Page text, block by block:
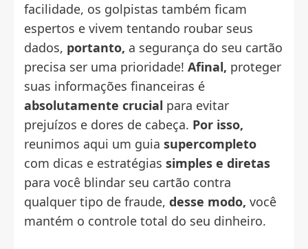
facilidade, os golpistas também ficam
espertos e vivem tentando roubar seus
dados, portanto, a segurança do seu cartão
precisa ser uma prioridade! Afinal, proteger
suas informações financeiras é
absolutamente crucial para evitar
prejuízos e dores de cabeça. Por isso,
reunimos aqui um guia supercompleto
com dicas e estratégias simples e diretas
para você blindar seu cartão contra
qualquer tipo de fraude, desse modo, você
mantém o controle total do seu dinheiro.